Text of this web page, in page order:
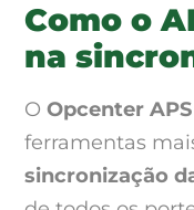
Como o
na
O Opcenter APS
ferramentas
sincronização